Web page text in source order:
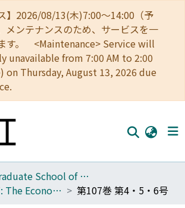
】2026/08/13(木)7:00～14:00（予
メンテナンスのため、サービスを一
す。 <Maintenance> Service will
unavailable from 7:00 AM to 2:00
on Thursday, August 13, 2026 due
040_Graduate School of Economics
Keizai-ronsō : The Economic Review
第107巻 第4・5・6号